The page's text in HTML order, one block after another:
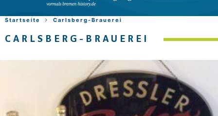
Startseite Carlsberg-Brauerei
CARLSBERG-BRAUEREI